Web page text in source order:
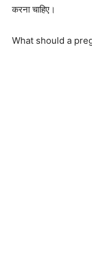
करना चाहिए।
What should a